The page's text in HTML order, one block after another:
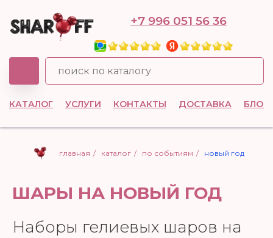
+7 996 051 56 36
КАТАЛОГ УСЛУГИ КОНТАКТЫ ДОСТАВКА БЛОГ
главная / каталог / по событиям / новый год
ШАРЫ НА НОВЫЙ ГОД
Наборы гелиевых шаров на